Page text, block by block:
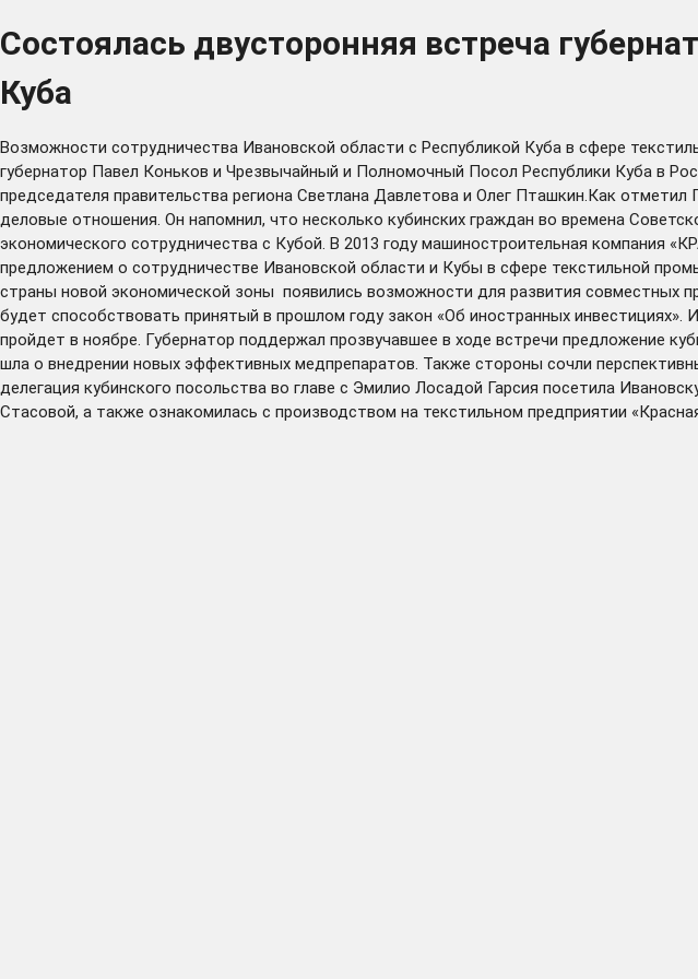
Состоялась двусторонняя встреча
Куба
Возможности сотрудничества Ивановской области с Республикой Куба в сфере
губернатор Павел Коньков и Чрезвычайный и Полномочный Посол Республики Куба в
председателя правительства региона Светлана Давлетова и Олег Пташкин.Как
деловые отношения. Он напомнил, что несколько кубинских граждан во времена
экономического сотрудничества с Кубой. В 2013 году машиностроительная компания
предложением о сотрудничестве Ивановской области и Кубы в сфере текстильной
страны новой экономической зоны появились возможности для развития совместных
будет способствовать принятый в прошлом году закон «Об иностранных
пройдет в ноябре. Губернатор поддержал прозвучавшее в ходе встречи предложение
шла о внедрении новых эффективных медпрепаратов. Также стороны сочли
делегация кубинского посольства во главе с Эмилио Лосадой Гарсия посетила
Стасовой, а также ознакомилась с производством на текстильном предприятии